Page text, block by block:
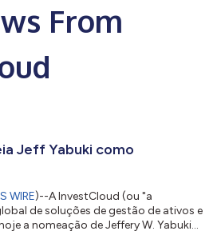
From
Jeff Yabuki como
WIRE)--A InvestCloud (ou "a
de soluções de gestão de ativos e
a nomeação de Jeffery W. Yabuki